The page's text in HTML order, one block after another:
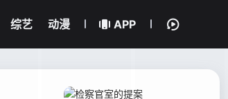
综艺 动漫 APP